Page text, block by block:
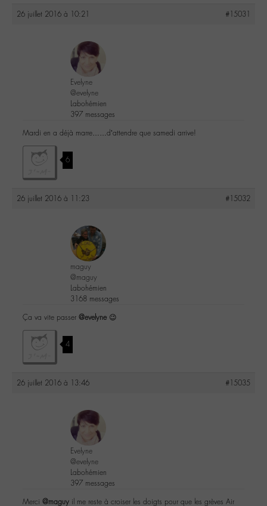
26 juillet 2016 à 10:21 #15031
Evelyne
@evelyne
Labohémien
397 messages
Mardi en a déjà marre……d’attendre que samedi arrive!
6
26 juillet 2016 à 11:23 #15032
maguy
@maguy
Labohémien
3168 messages
Ça va vite passer @evelyne 😉
4
26 juillet 2016 à 13:46 #15035
Evelyne
@evelyne
Labohémien
397 messages
Merci @maguy il me reste à croiser les doigts pour que les grèves Air